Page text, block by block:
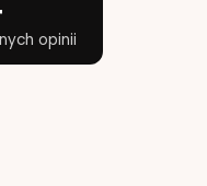
opinii